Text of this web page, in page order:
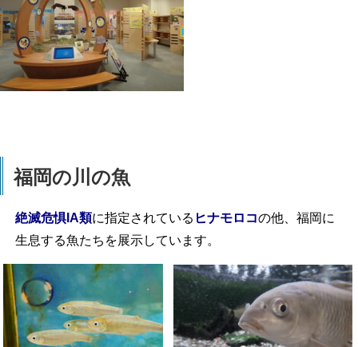
福岡の川の魚
絶滅危惧IA類に指定されている ヒナモロコの他、福岡に
生息する魚たちを展示しています。